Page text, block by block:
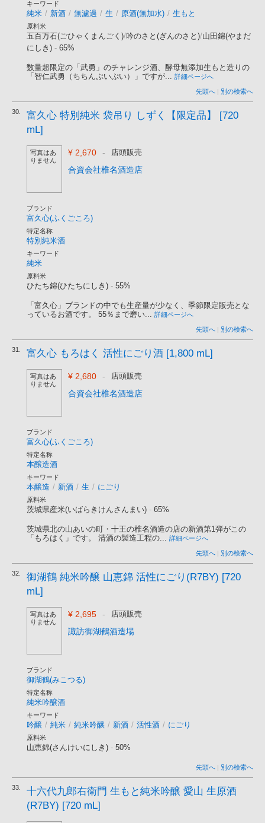
キーワード
純米 / 新酒 / 無濾過 / 生 / 原酒(無加水) / 生もと
原料米
五百万石(ごひゃくまんごく)/吟のさと(ぎんのさと)/山田錦(やまだ
にしき) - 65%
数量超限定の「武勇」のチャレンジ酒、酵母無添加生もと造りの
「智仁武勇（ちちんぷいぷい）」ですが... 詳細ページへ
先頭へ | 別の検索へ
30.
富久心 特別純米 袋吊り しずく【限定品】 [720
mL]
写真はあ
りません
¥ 2,670 - 店頭販売
合資会社椎名酒造店
ブランド
富久心(ふくごころ)
特定名称
特別純米酒
キーワード
純米
原料米
ひたち錦(ひたちにしき) - 55%
「富久心」ブランドの中でも生産量が少なく、季節限定販売とな
っているお酒です。 55％まで磨い... 詳細ページへ
先頭へ | 別の検索へ
31. 富久心 もろはく 活性にごり酒 [1,800 mL]
写真はあ
りません
¥ 2,680 - 店頭販売
合資会社椎名酒造店
ブランド
富久心(ふくごころ)
特定名称
本醸造酒
キーワード
本醸造 / 新酒 / 生 / にごり
原料米
茨城県産米(いばらきけんさんまい) - 65%
茨城県北の山あいの町・十王の椎名酒造の店の新酒第1弾がこの
「もろはく」です。 清酒の製造工程の... 詳細ページへ
先頭へ | 別の検索へ
32.
御湖鶴 純米吟醸 山恵錦 活性にごり(R7BY) [720
mL]
写真はあ
りません
¥ 2,695 - 店頭販売
諏訪御湖鶴酒造場
ブランド
御湖鶴(みこつる)
特定名称
純米吟醸酒
キーワード
吟醸 / 純米 / 純米吟醸 / 新酒 / 活性酒 / にごり
原料米
山恵錦(さんけいにしき) - 50%
先頭へ | 別の検索へ
33.
十六代九郎右衛門 生もと純米吟醸 愛山 生原酒
(R7BY) [720 mL]